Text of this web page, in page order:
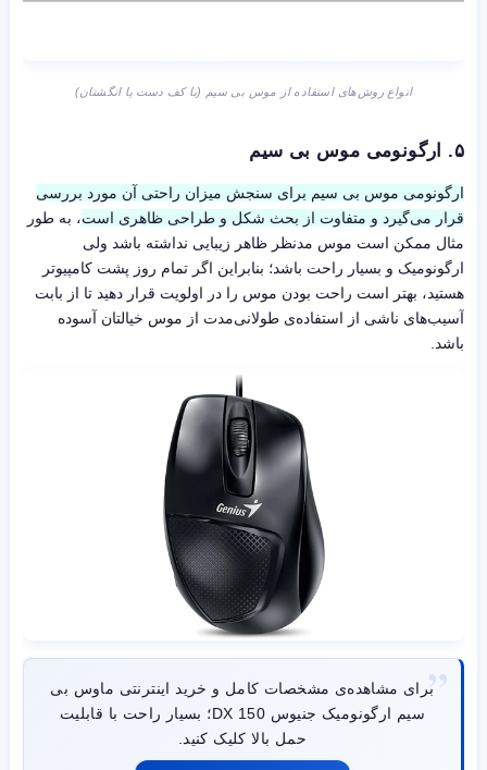
انواع روش‌های استفاده از موس بی سیم (با کف دست یا انگشتان)
۵. ارگونومی موس بی سیم
ارگونومی موس بی سیم برای سنجش میزان راحتی آن مورد بررسی
قرار می‌گیرد و متفاوت از بحث شکل و طراحی ظاهری است، به طور
مثال ممکن است موس مدنظر ظاهر زیبایی نداشته باشد ولی
ارگونومیک و بسیار راحت باشد؛ بنابراین اگر تمام روز پشت کامپیوتر
هستید، بهتر است راحت بودن موس را در اولویت قرار دهید تا از بابت
آسیب‌های ناشی از استفاده‌ی طولانی‌مدت از موس خیالتان آسوده
باشد.
برای مشاهده‌ی مشخصات کامل و خرید اینترنتی ماوس بی
سیم ارگونومیک جنیوس DX 150؛ بسیار راحت با قابلیت
حمل بالا کلیک کنید.